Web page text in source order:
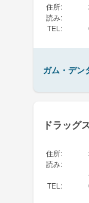
住所:
読み:
TEL :
ガム・デン
ドラッグ
住所:
読み:
TEL :